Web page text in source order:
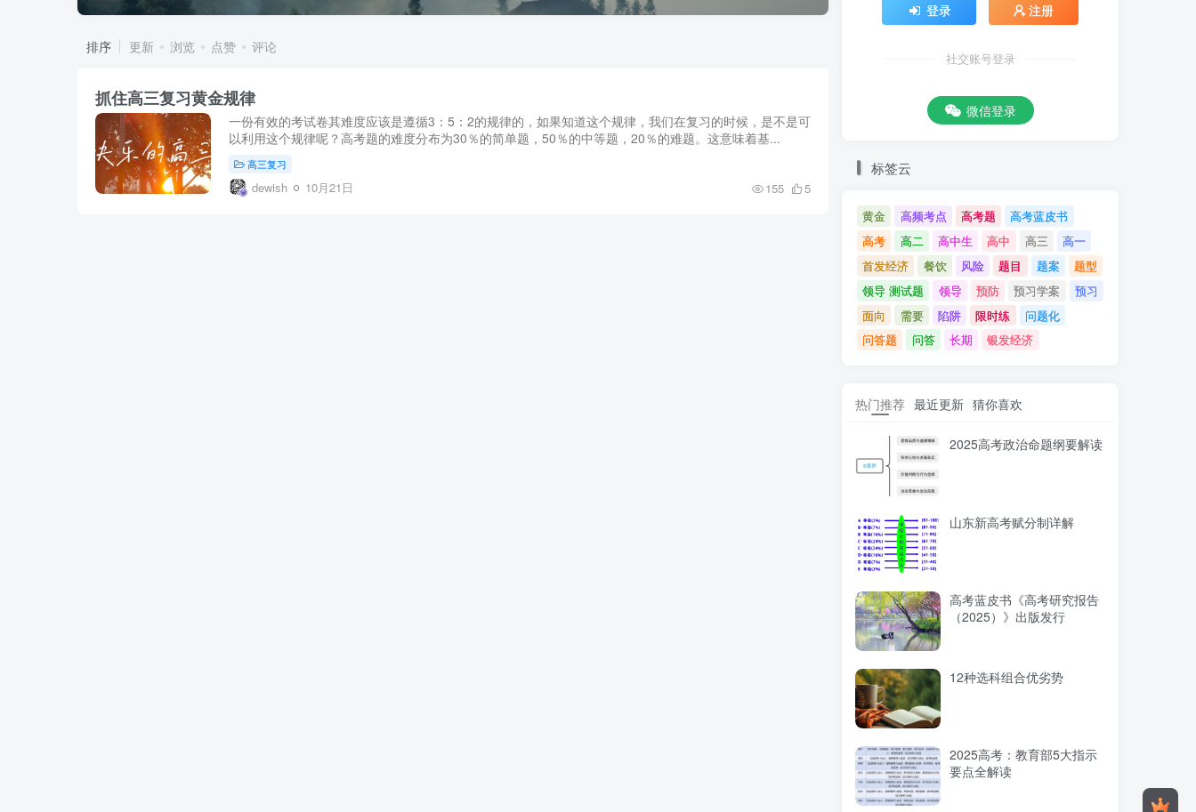
排序 更新 浏览 点赞 评论
抓住高三复习黄金规律
一份有效的考试卷其难度应该是遵循3：5：2的规律的，如果知道这个规律，我们在复习的时候，是不是可
以利用这个规律呢？高考题的难度分布为30％的简单题，50％的中等题，20％的难题。这意味着基...
高三复习
dewish 10月21日 155 5
登录 注册
社交账号登录
微信登录
标签云
黄金 高频考点 高考题
高考蓝皮书
高考
高二 高中生 高中 高三
高一
首发经济
餐饮 风险 题目 题案
题型
领导 测试题
领导 预防 预习学案
预习
面向
需要 陷阱 限时练
问题化
问答题
问答 长期 银发经济
热门推荐 最近更新 猜你喜欢
2025高考政治命题纲要解读
山东新高考赋分制详解
高考蓝皮书《高考研究报告
（2025）》出版发行
12种选科组合优劣势
2025高考：教育部5大指示
要点全解读